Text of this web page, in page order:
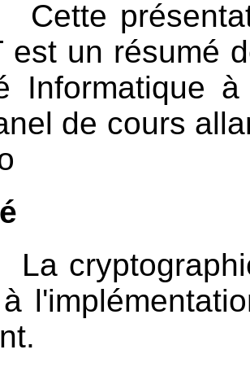
présentation
est un résumé
Informatique
de cours